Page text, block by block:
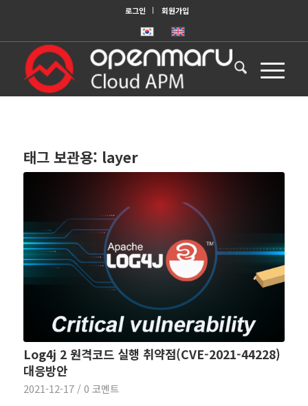
로그인 회원가입
태그 보관용: layer
Log4j 2 원격코드 실행 취약점(CVE-2021-44228)
대응방안
2021-12-17 / 0 코멘트